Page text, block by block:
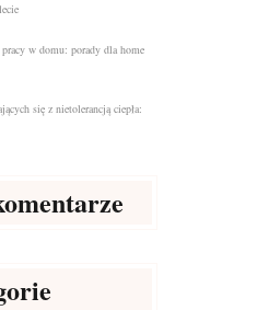
w domu: porady dla home
się z nietolerancją ciepła: